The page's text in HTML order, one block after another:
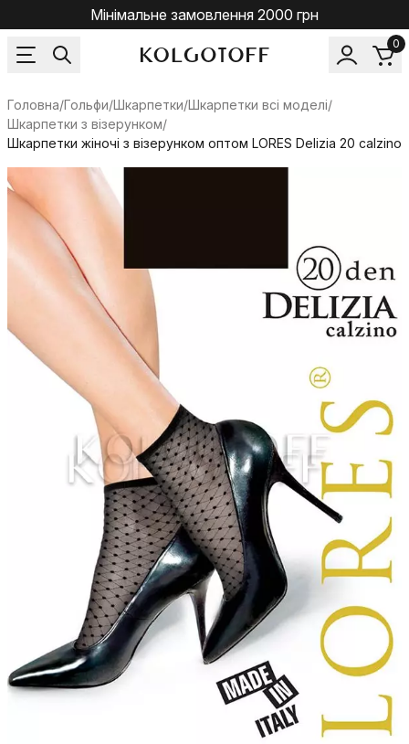
Мінімальне замовлення 2000 грн
0
Головна/Гольфи/Шкарпетки/Шкарпетки всі моделі/
Шкарпетки з візерунком/
Шкарпетки жіночі з візерунком оптом LORES Delizia 20 calzino